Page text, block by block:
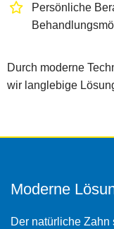
Persönliche
Durch moderne
wir langlebige
Moderne
Der natürliche